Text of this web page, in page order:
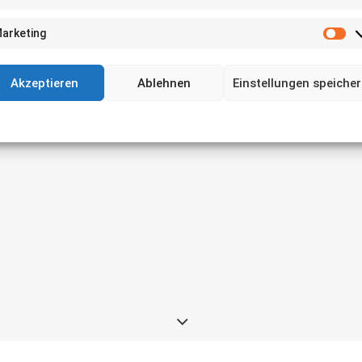
Akzeptieren Ablehnen Einstellungen